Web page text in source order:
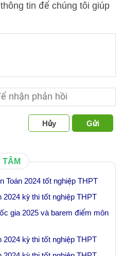
tin để chúng tôi giúp
Hủy Gửi
TÂM
Toán 2024 tốt nghiệp THPT
2024 kỳ thi tốt nghiệp THPT
gia 2025 và barem điểm môn
2024 kỳ thi tốt nghiệp THPT